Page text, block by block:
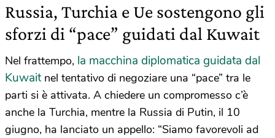
Russia, Turchia e Ue sostengono gli
sforzi di “pace” guidati dal Kuwait
Nel frattempo, la macchina diplomatica guidata dal
Kuwaitnel tentativo di negoziare una “pace” tra le
parti si è attivata. A chiedere un compromesso c’è
anche la Turchia, mentre la Russia di Putin, il 10
giugno, ha lanciato un appello: “Siamo favorevoli ad